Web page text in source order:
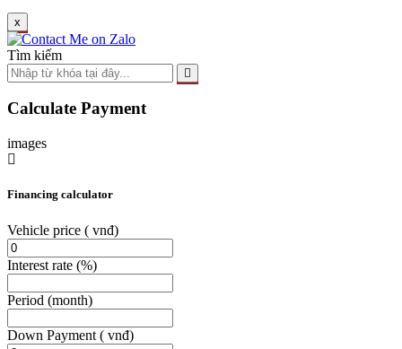
x
Tìm kiếm
Calculate Payment
images
Financing calculator
Vehicle price ( vnđ)
Interest rate (%)
Period (month)
Down Payment ( vnđ)